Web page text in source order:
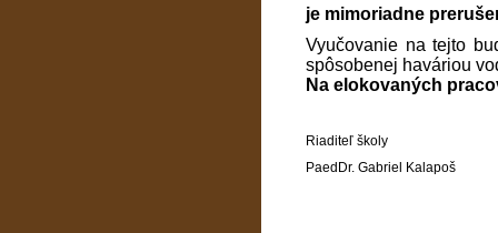
je mimoriadne
Vyučovanie na tejto
spôsobenej haváriou
Na elokovaných
Riaditeľ školy
PaedDr. Gabriel Kalapoš